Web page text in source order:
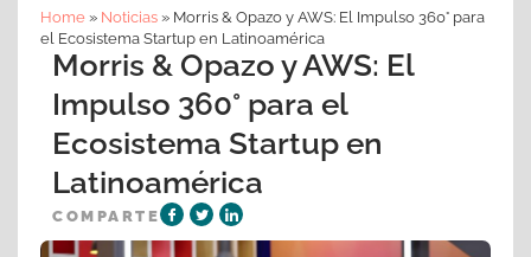
Home » Noticias » Morris & Opazo y AWS: El Impulso 360° para
el Ecosistema Startup en Latinoamérica
Morris & Opazo y AWS: El
Impulso 360° para el
Ecosistema Startup en
Latinoamérica
COMPARTE